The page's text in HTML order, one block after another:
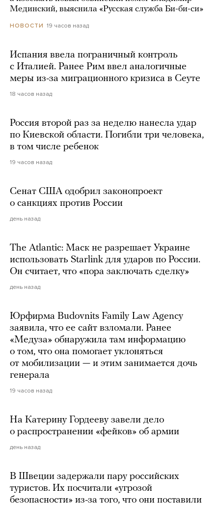
Мединский, выяснила «Русская служба Би-би-си»
НОВОСТИ 19 часов назад
Испания ввела пограничный контроль
с Италией. Ранее Рим ввел аналогичные
меры из-за миграционного кризиса в Сеуте
18 часов назад
Россия второй раз за неделю нанесла удар
по Киевской области. Погибли три человека,
в том числе ребенок
19 часов назад
Сенат США одобрил законопроект
о санкциях против России
день назад
The Atlantic: Маск не разрешает Украине
использовать Starlink для ударов по России.
Он считает, что «пора заключать сделку»
день назад
Юрфирма Budovnits Family Law Agency
заявила, что ее сайт взломали. Ранее
«Медуза» обнаружила там информацию
о том, что она помогает уклоняться
от мобилизации — и этим занимается дочь
генерала
19 часов назад
На Катерину Гордееву завели дело
о распространении «фейков» об армии
день назад
В Швеции задержали пару российских
туристов. Их посчитали «угрозой
безопасности» из-за того, что они поставили